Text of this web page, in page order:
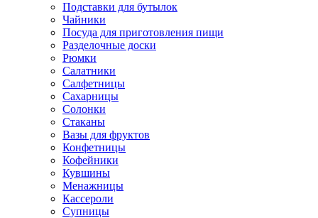
Подставки для бутылок
Чайники
Посуда для приготовления пищи
Разделочные доски
Рюмки
Салатники
Салфетницы
Сахарницы
Солонки
Стаканы
Вазы для фруктов
Конфетницы
Кофейники
Кувшины
Менажницы
Кассероли
Супницы